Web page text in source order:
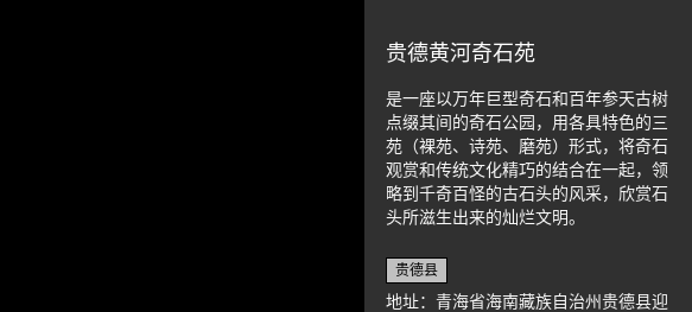
贵德黄河奇石苑
是一座以万年巨型奇石和百年参天古树
点缀其间的奇石公园，用各具特色的三
苑（裸苑、诗苑、磨苑）形式，将奇石
观赏和传统文化精巧的结合在一起，领
略到千奇百怪的古石头的风采，欣赏石
头所滋生出来的灿烂文明。
贵德县
地址：青海省海南藏族自治州贵德县迎